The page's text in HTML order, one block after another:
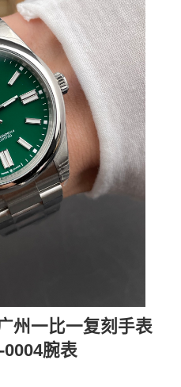
州一比一复刻手表
腕表